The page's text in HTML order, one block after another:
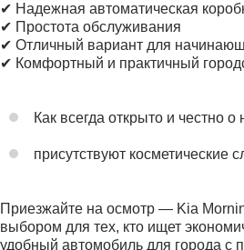
✔ Надежная автоматическая
✔ Простота обслуживания
✔ Отличный вариант для
✔ Комфортный и практичный
Как всегда открыто и честно о
присутствуют косметические
Приезжайте на осмотр — Kia
выбором для тех, кто ищет
удобный автомобиль для города с